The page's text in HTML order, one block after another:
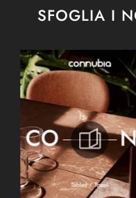
SFOGLIA I